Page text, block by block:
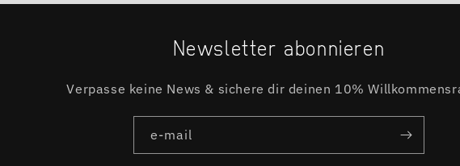
Newsletter abonnieren
Verpasse keine News & sichere dir deinen 10%
e-mail